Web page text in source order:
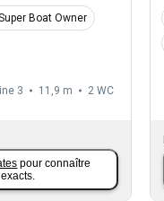
Boat Owner
3 11,9 m 2 WC
pour connaître